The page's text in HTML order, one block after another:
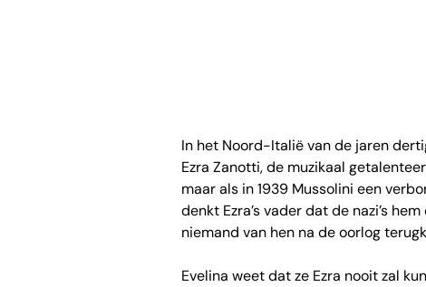
In het Noord-Italië van de jaren
Ezra Zanotti, de muzikaal
maar als in 1939 Mussolini een
denkt Ezra’s vader dat de nazi’s
niemand van hen na de oorlog
Evelina weet dat ze Ezra nooit zal